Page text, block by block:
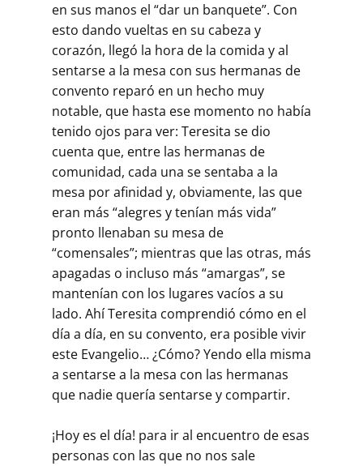
en sus manos el “dar un banquete”. Con
esto dando vueltas en su cabeza y
corazón, llegó la hora de la comida y al
sentarse a la mesa con sus hermanas de
convento reparó en un hecho muy
notable, que hasta ese momento no había
tenido ojos para ver: Teresita se dio
cuenta que, entre las hermanas de
comunidad, cada una se sentaba a la
mesa por afinidad y, obviamente, las que
eran más “alegres y tenían más vida”
pronto llenaban su mesa de
“comensales”; mientras que las otras, más
apagadas o incluso más “amargas”, se
mantenían con los lugares vacíos a su
lado. Ahí Teresita comprendió cómo en el
día a día, en su convento, era posible vivir
este Evangelio… ¿Cómo? Yendo ella misma
a sentarse a la mesa con las hermanas
que nadie quería sentarse y compartir.
¡Hoy es el día! para ir al encuentro de esas
personas con las que no nos sale